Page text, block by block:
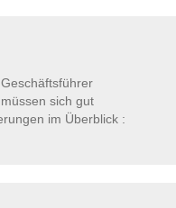
sich gut
im Überblick :